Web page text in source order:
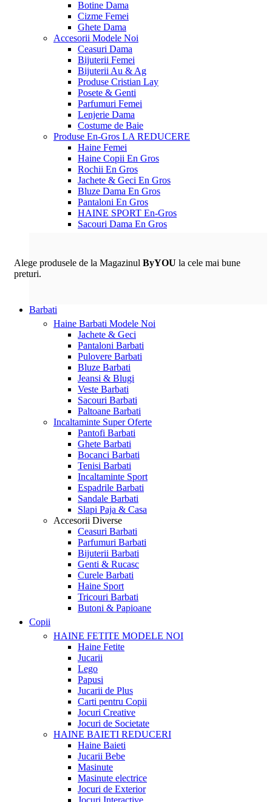
Botine Dama
Cizme Femei
Ghete Dama
Accesorii Modele Noi
Ceasuri Dama
Bijuterii Femei
Bijuterii Au & Ag
Produse Cristian Lay
Posete & Genti
Parfumuri Femei
Lenjerie Dama
Costume de Baie
Produse En-Gros LA REDUCERE
Haine Femei
Haine Copii En Gros
Rochii En Gros
Jachete & Geci En Gros
Bluze Dama En Gros
Pantaloni En Gros
HAINE SPORT En-Gros
Sacouri Dama En Gros
Alege produsele de la Magazinul ByYOU la cele mai bune
preturi.
Barbati
Haine Barbati Modele Noi
Jachete & Geci
Pantaloni Barbati
Pulovere Barbati
Bluze Barbati
Jeansi & Blugi
Veste Barbati
Sacouri Barbati
Paltoane Barbati
Incaltaminte Super Oferte
Pantofi Barbati
Ghete Barbati
Bocanci Barbati
Tenisi Barbati
Incaltaminte Sport
Espadrile Barbati
Sandale Barbati
Slapi Paja & Casa
Accesorii Diverse
Ceasuri Barbati
Parfumuri Barbati
Bijuterii Barbati
Genti & Rucasc
Curele Barbati
Haine Sport
Tricouri Barbati
Butoni & Papioane
Copii
HAINE FETITE MODELE NOI
Haine Fetite
Jucarii
Lego
Papusi
Jucarii de Plus
Carti pentru Copii
Jocuri Creative
Jocuri de Societate
HAINE BAIETI REDUCERI
Haine Baieti
Jucarii Bebe
Masinute
Masinute electrice
Jocuri de Exterior
Jocuri Interactive